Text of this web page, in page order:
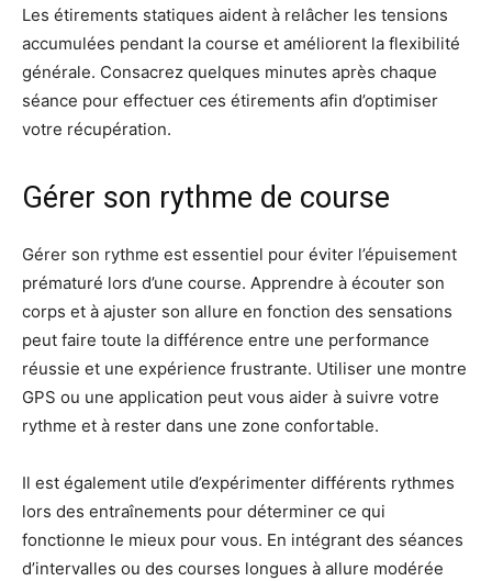
Les étirements statiques aident à relâcher les tensions
accumulées pendant la course et améliorent la flexibilité
générale. Consacrez quelques minutes après chaque
séance pour effectuer ces étirements afin d’optimiser
votre récupération.
Gérer son rythme de course
Gérer son rythme est essentiel pour éviter l’épuisement
prématuré lors d’une course. Apprendre à écouter son
corps et à ajuster son allure en fonction des sensations
peut faire toute la différence entre une performance
réussie et une expérience frustrante. Utiliser une montre
GPS ou une application peut vous aider à suivre votre
rythme et à rester dans une zone confortable.
Il est également utile d’expérimenter différents rythmes
lors des entraînements pour déterminer ce qui
fonctionne le mieux pour vous. En intégrant des séances
d’intervalles ou des courses longues à allure modérée